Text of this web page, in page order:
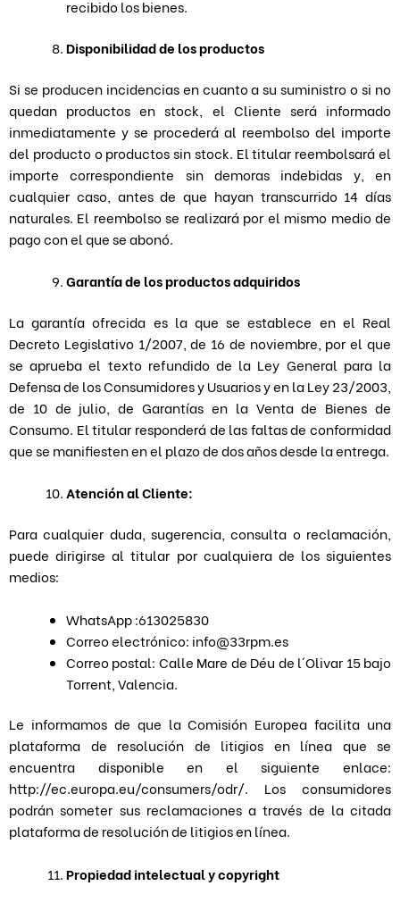
recibido los bienes.
Disponibilidad de los productos
Si se producen incidencias en cuanto a su suministro o si no
quedan productos en stock, el Cliente será informado
inmediatamente y se procederá al reembolso del importe
del producto o productos sin stock. El titular reembolsará el
importe correspondiente sin demoras indebidas y, en
cualquier caso, antes de que hayan transcurrido 14 días
naturales. El reembolso se realizará por el mismo medio de
pago con el que se abonó.
Garantía de los productos adquiridos
La garantía ofrecida es la que se establece en el Real
Decreto Legislativo 1/2007, de 16 de noviembre, por el que
se aprueba el texto refundido de la Ley General para la
Defensa de los Consumidores y Usuarios y en la Ley 23/2003,
de 10 de julio, de Garantías en la Venta de Bienes de
Consumo. El titular responderá de las faltas de conformidad
que se manifiesten en el plazo de dos años desde la entrega.
Atención al Cliente:
Para cualquier duda, sugerencia, consulta o reclamación,
puede dirigirse al titular por cualquiera de los siguientes
medios:
WhatsApp :613025830
Correo electrónico: info@33rpm.es
Correo postal: Calle Mare de Déu de l´Olivar 15 bajo
Torrent, Valencia.
Le informamos de que la Comisión Europea facilita una
plataforma de resolución de litigios en línea que se
encuentra disponible en el siguiente enlace:
http://ec.europa.eu/consumers/odr/. Los consumidores
podrán someter sus reclamaciones a través de la citada
plataforma de resolución de litigios en línea.
Propiedad intelectual y copyright